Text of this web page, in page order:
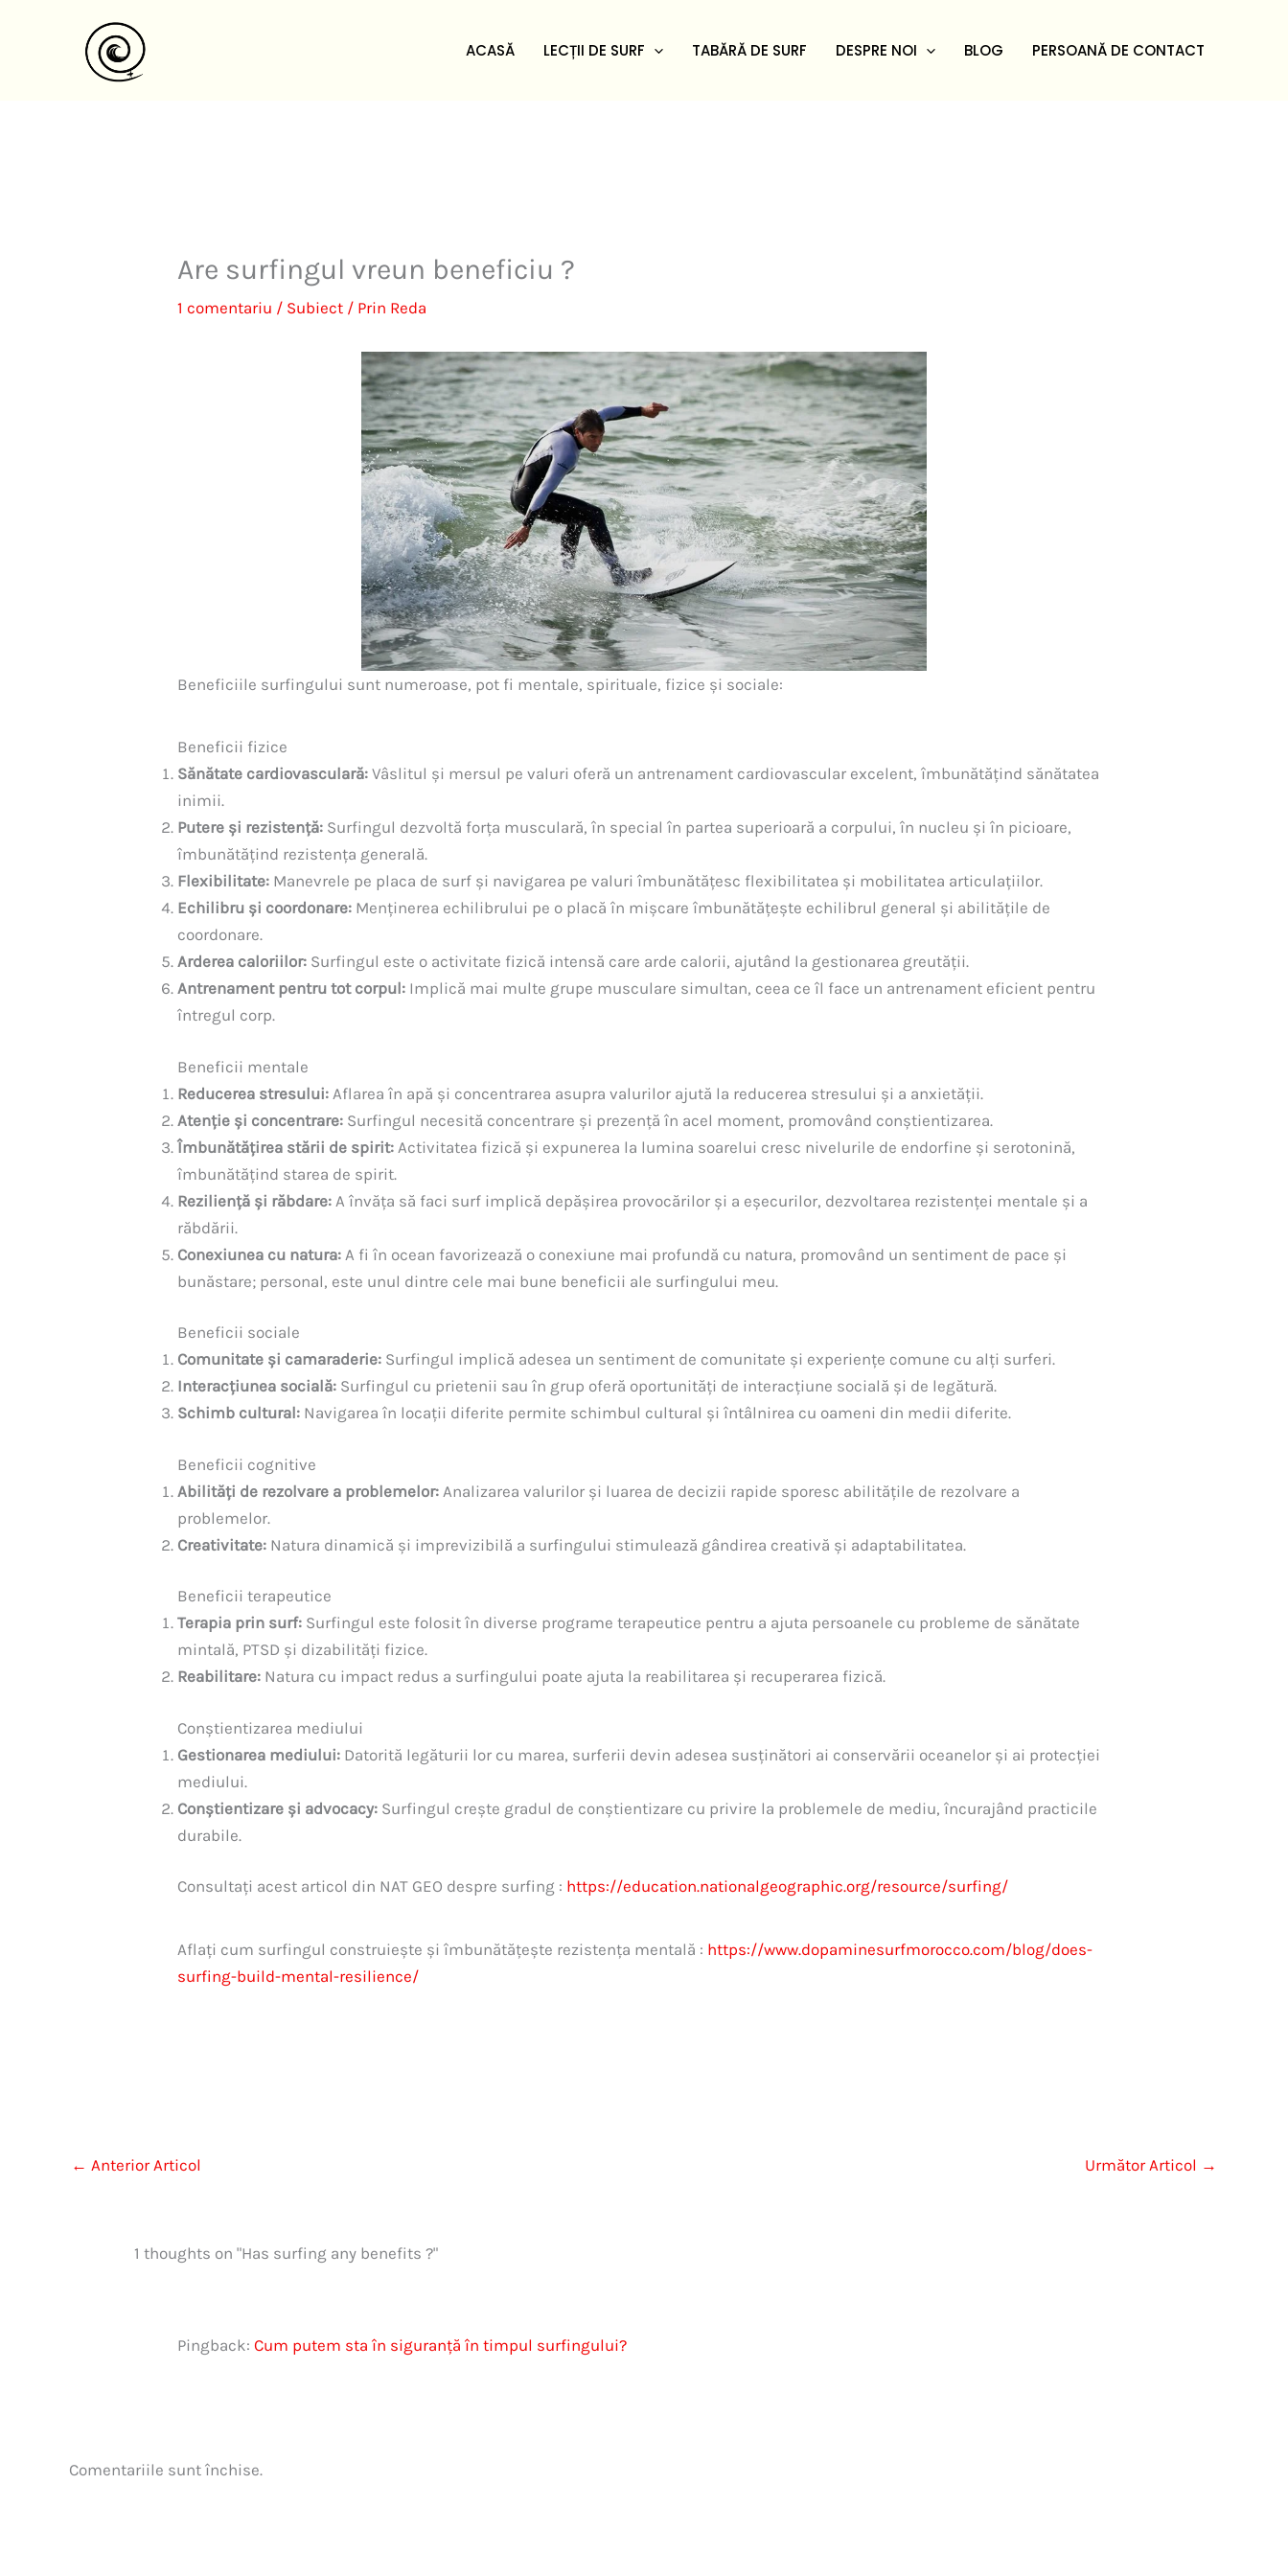
ACASĂ LECȚII DE SURF TABĂRĂ DE SURF DESPRE NOI BLOG PERSOANĂ DE CONTACT
Are surfingul vreun beneficiu ?
1 comentariu / Subiect / Prin Reda
Beneficiile surfingului sunt numeroase, pot fi mentale, spirituale, fizice și sociale:
Beneficii fizice
Sănătate cardiovasculară: Vâslitul și mersul pe valuri oferă un antrenament cardiovascular excelent, îmbunătățind sănătatea
inimii.
Putere și rezistență: Surfingul dezvoltă forța musculară, în special în partea superioară a corpului, în nucleu și în picioare,
îmbunătățind rezistența generală.
Flexibilitate: Manevrele pe placa de surf și navigarea pe valuri îmbunătățesc flexibilitatea și mobilitatea articulațiilor.
Echilibru și coordonare: Menținerea echilibrului pe o placă în mișcare îmbunătățește echilibrul general și abilitățile de
coordonare.
Arderea caloriilor: Surfingul este o activitate fizică intensă care arde calorii, ajutând la gestionarea greutății.
Antrenament pentru tot corpul: Implică mai multe grupe musculare simultan, ceea ce îl face un antrenament eficient pentru
întregul corp.
Beneficii mentale
Reducerea stresului: Aflarea în apă și concentrarea asupra valurilor ajută la reducerea stresului și a anxietății.
Atenție și concentrare: Surfingul necesită concentrare și prezență în acel moment, promovând conștientizarea.
Îmbunătățirea stării de spirit: Activitatea fizică și expunerea la lumina soarelui cresc nivelurile de endorfine și serotonină,
îmbunătățind starea de spirit.
Reziliență și răbdare: A învăța să faci surf implică depășirea provocărilor și a eșecurilor, dezvoltarea rezistenței mentale și a
răbdării.
Conexiunea cu natura: A fi în ocean favorizează o conexiune mai profundă cu natura, promovând un sentiment de pace și
bunăstare; personal, este unul dintre cele mai bune beneficii ale surfingului meu.
Beneficii sociale
Comunitate și camaraderie: Surfingul implică adesea un sentiment de comunitate și experiențe comune cu alți surferi.
Interacțiunea socială: Surfingul cu prietenii sau în grup oferă oportunități de interacțiune socială și de legătură.
Schimb cultural: Navigarea în locații diferite permite schimbul cultural și întâlnirea cu oameni din medii diferite.
Beneficii cognitive
Abilități de rezolvare a problemelor: Analizarea valurilor și luarea de decizii rapide sporesc abilitățile de rezolvare a
problemelor.
Creativitate: Natura dinamică și imprevizibilă a surfingului stimulează gândirea creativă și adaptabilitatea.
Beneficii terapeutice
Terapia prin surf: Surfingul este folosit în diverse programe terapeutice pentru a ajuta persoanele cu probleme de sănătate
mintală, PTSD și dizabilități fizice.
Reabilitare: Natura cu impact redus a surfingului poate ajuta la reabilitarea și recuperarea fizică.
Conștientizarea mediului
Gestionarea mediului: Datorită legăturii lor cu marea, surferii devin adesea susținători ai conservării oceanelor și ai protecției
mediului.
Conștientizare și advocacy: Surfingul crește gradul de conștientizare cu privire la problemele de mediu, încurajând practicile
durabile.
Consultați acest articol din NAT GEO despre surfing : https://education.nationalgeographic.org/resource/surfing/
Aflați cum surfingul construiește și îmbunătățește rezistența mentală : https://www.dopaminesurfmorocco.com/blog/does-
surfing-build-mental-resilience/
← Anterior Articol Următor Articol →
1 thoughts on "Has surfing any benefits ?"
Pingback:Cum putem sta în siguranță în timpul surfingului?
Comentariile sunt închise.